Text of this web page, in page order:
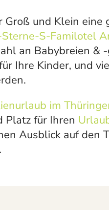
und Klein eine
S-Familotel
an Babybreien &
Ihre Kinder, und
im
Platz für Ihren
Ausblick auf den